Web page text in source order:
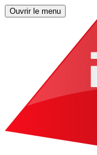
Ouvrir le menu